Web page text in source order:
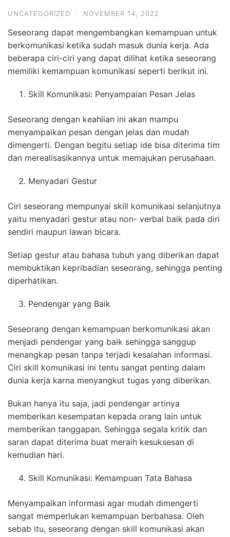
UNCATEGORIZED · NOVEMBER 14, 2022
Seseorang dapat mengembangkan kemampuan untuk
berkomunikasi ketika sudah masuk dunia kerja. Ada
beberapa ciri-ciri yang dapat dilihat ketika seseorang
memiliki kemampuan komunikasi seperti berikut ini.
Skill Komunikasi: Penyampaian Pesan Jelas
Seseorang dengan keahlian ini akan mampu
menyampaikan pesan dengan jelas dan mudah
dimengerti. Dengan begitu setiap ide bisa diterima tim
dan merealisasikannya untuk memajukan perusahaan.
Menyadari Gestur
Ciri seseorang mempunyai skill komunikasi selanjutnya
yaitu menyadari gestur atau non- verbal baik pada diri
sendiri maupun lawan bicara.
Setiap gestur atau bahasa tubuh yang diberikan dapat
membuktikan kepribadian seseorang, sehingga penting
diperhatikan.
Pendengar yang Baik
Seseorang dengan kemampuan berkomunikasi akan
menjadi pendengar yang baik sehingga sanggup
menangkap pesan tanpa terjadi kesalahan informasi.
Ciri skill komunikasi ini tentu sangat penting dalam
dunia kerja karna menyangkut tugas yang diberikan.
Bukan hanya itu saja, jadi pendengar artinya
memberikan kesempatan kepada orang lain untuk
memberikan tanggapan. Sehingga segala kritik dan
saran dapat diterima buat meraih kesuksesan di
kemudian hari.
Skill Komunikasi: Kemampuan Tata Bahasa
Menyampaikan informasi agar mudah dimengerti
sangat memperlukan kemampuan berbahasa. Oleh
sebab itu, seseorang dengan skill komunikasi akan